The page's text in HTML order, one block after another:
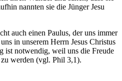
nannten sie die Jünger Jesu
auch einen Paulus, der uns immer
in unserem Herrn Jesus Christus
ist notwendig, weil uns die Freude
werden (vgl. Phil 3,1).